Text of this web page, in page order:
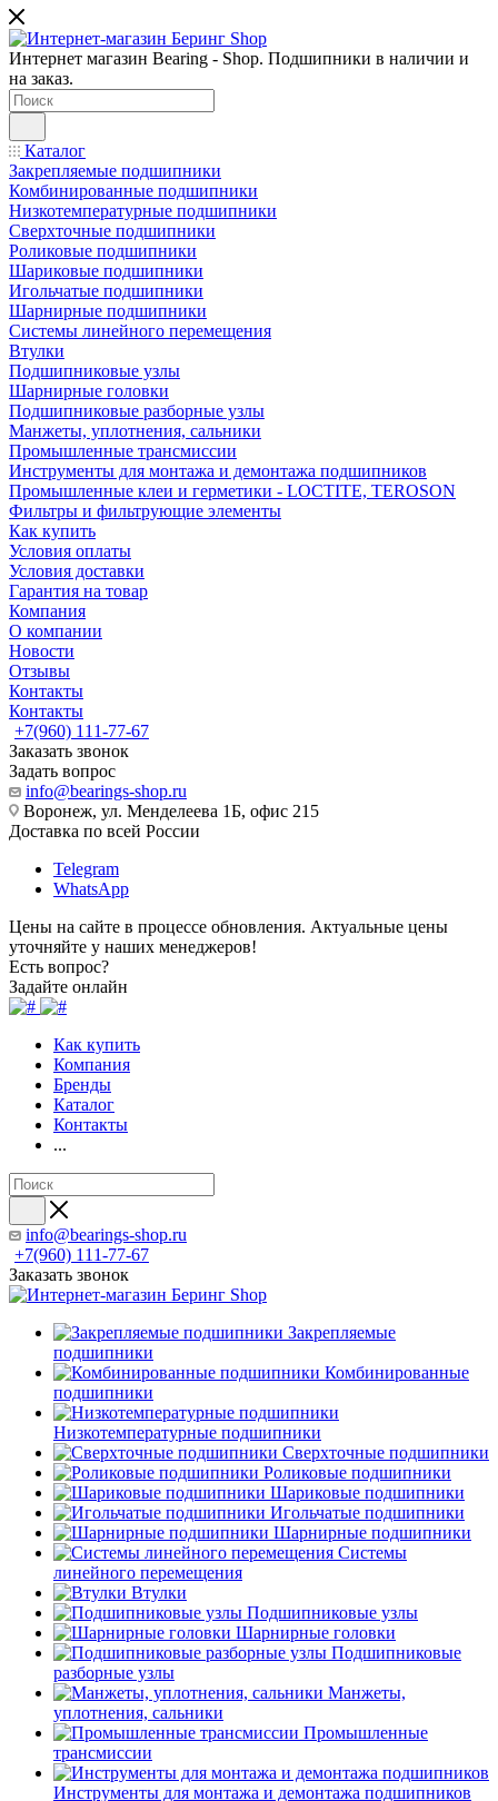
Интернет магазин Bearing - Shop. Подшипники в наличии и
на заказ.
Каталог
Закрепляемые подшипники
Комбинированные подшипники
Низкотемпературные подшипники
Сверхточные подшипники
Роликовые подшипники
Шариковые подшипники
Игольчатые подшипники
Шарнирные подшипники
Системы линейного перемещения
Втулки
Подшипниковые узлы
Шарнирные головки
Подшипниковые разборные узлы
Манжеты, уплотнения, сальники
Промышленные трансмиссии
Инструменты для монтажа и демонтажа подшипников
Промышленные клеи и герметики - LOCTITE, TEROSON
Фильтры и фильтрующие элементы
Как купить
Условия оплаты
Условия доставки
Гарантия на товар
Компания
О компании
Новости
Отзывы
Контакты
Контакты
+7(960) 111-77-67
Заказать звонок
Задать вопрос
info@bearings-shop.ru
Воронеж, ул. Менделеева 1Б, офис 215
Доставка по всей России
Telegram
WhatsApp
Цены на сайте в процессе обновления. Актуальные цены
уточняйте у наших менеджеров!
Есть вопрос?
Задайте онлайн
Как купить
Компания
Бренды
Каталог
Контакты
...
info@bearings-shop.ru
+7(960) 111-77-67
Заказать звонок
Закрепляемые
подшипники
Комбинированные
подшипники
Низкотемпературные подшипники
Сверхточные подшипники
Роликовые подшипники
Шариковые подшипники
Игольчатые подшипники
Шарнирные подшипники
Системы
линейного перемещения
Втулки
Подшипниковые узлы
Шарнирные головки
Подшипниковые
разборные узлы
Манжеты,
уплотнения, сальники
Промышленные
трансмиссии
Инструменты для монтажа и демонтажа подшипников